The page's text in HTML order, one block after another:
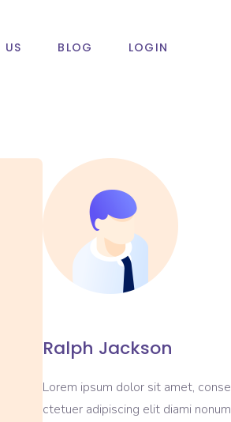
US BLOG LOGIN
Ralph Jackson
Lorem ipsum dolor sit amet, conse
ctetuer adipiscing elit diami nonum